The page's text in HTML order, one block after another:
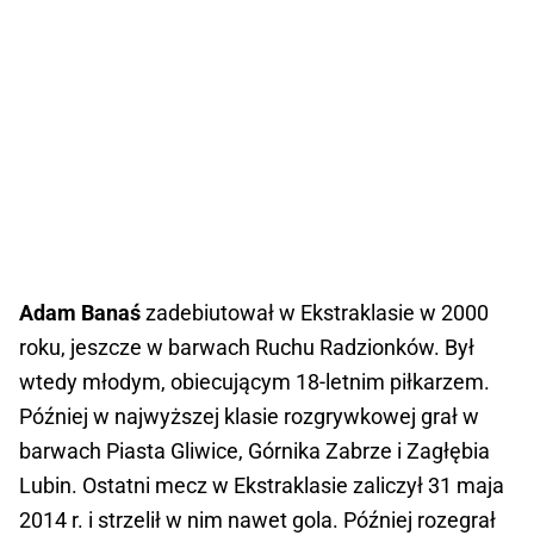
Adam Banaśzadebiutował w Ekstraklasie w 2000
roku, jeszcze w barwach Ruchu Radzionków. Był
wtedy młodym, obiecującym 18-letnim piłkarzem.
Później w najwyższej klasie rozgrywkowej grał w
barwach Piasta Gliwice, Górnika Zabrze i Zagłębia
Lubin. Ostatni mecz w Ekstraklasie zaliczył 31 maja
2014 r. i strzelił w nim nawet gola. Później rozegrał